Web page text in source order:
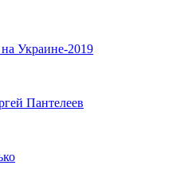
Украине-2019
Пантелеев